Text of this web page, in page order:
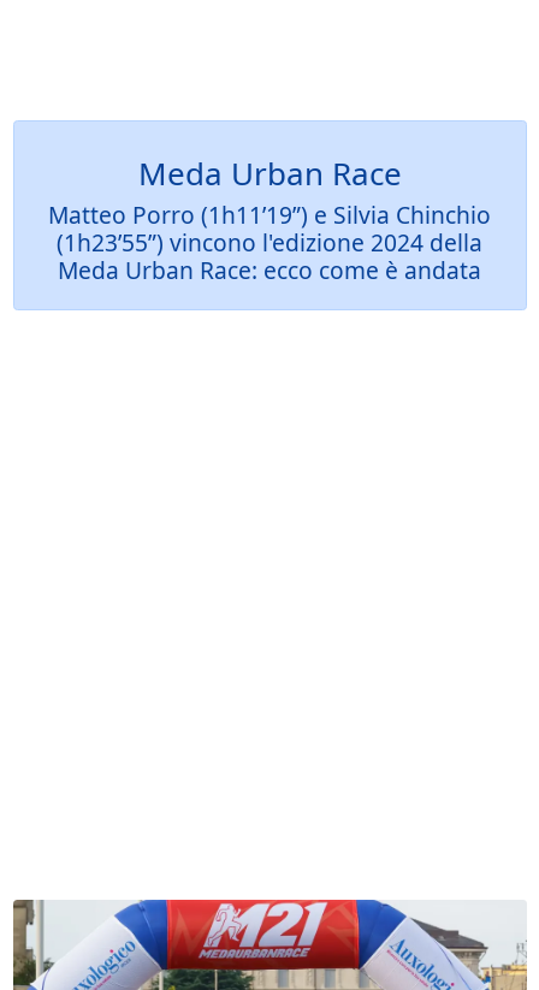
Meda Urban Race
Matteo Porro (1h11’19”) e Silvia Chinchio
(1h23’55”) vincono l'edizione 2024 della
Meda Urban Race: ecco come è andata